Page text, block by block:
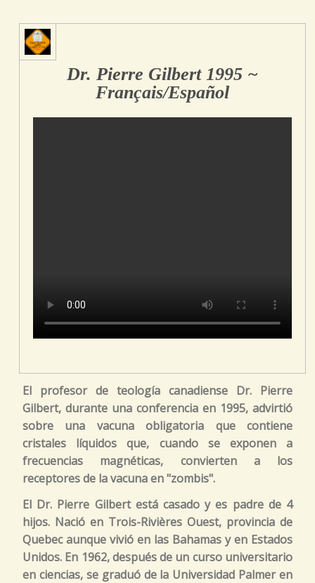
Dr. Pierre Gilbert 1995 ~
Français/Español
El profesor de teología canadiense Dr. Pierre
Gilbert, durante una conferencia en 1995, advirtió
sobre una vacuna obligatoria que contiene
cristales líquidos que, cuando se exponen a
frecuencias magnéticas, convierten a los
receptores de la vacuna en "zombis".
El Dr. Pierre Gilbert está casado y es padre de 4
hijos. Nació en Trois-Rivières Ouest, provincia de
Quebec aunque vivió en las Bahamas y en Estados
Unidos. En 1962, después de un curso universitario
en ciencias, se graduó de la Universidad Palmer en